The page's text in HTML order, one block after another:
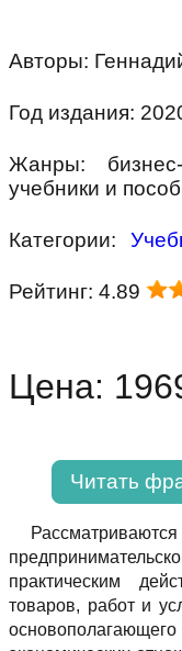
Авторы:
Год издания:
Жанры:
учебники и
Категории:
Рейтинг: 4.89
Цена:
Читать
практическим
товаров, работ и